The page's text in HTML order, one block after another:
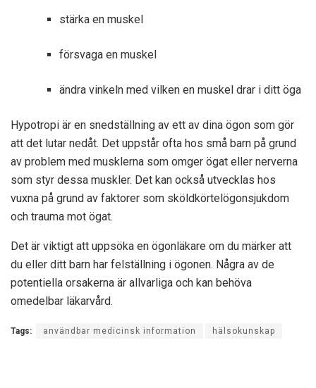
stärka en muskel
försvaga en muskel
ändra vinkeln med vilken en muskel drar i ditt öga
Hypotropi är en snedställning av ett av dina ögon som gör
att det lutar nedåt. Det uppstår ofta hos små barn på grund
av problem med musklerna som omger ögat eller nerverna
som styr dessa muskler. Det kan också utvecklas hos
vuxna på grund av faktorer som sköldkörtelögonsjukdom
och trauma mot ögat.
Det är viktigt att uppsöka en ögonläkare om du märker att
du eller ditt barn har felställning i ögonen. Några av de
potentiella orsakerna är allvarliga och kan behöva
omedelbar läkarvård.
Tags: användbar medicinsk information hälsokunskap